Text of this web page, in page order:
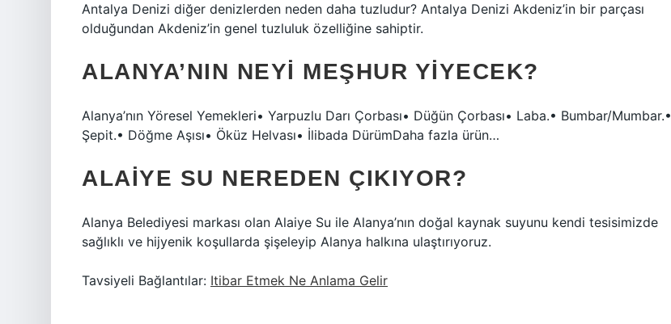
Antalya Denizi diğer denizlerden neden daha tuzludur? Antalya Denizi Akdeniz’in bir parçası
olduğundan Akdeniz’in genel tuzluluk özelliğine sahiptir.
ALANYA’NIN NEYI MEŞHUR YIYECEK?
Alanya’nın Yöresel Yemekleri• ​​Yarpuzlu Darı Çorbası• Düğün Çorbası• Laba.• Bumbar/Mumbar.•
Şepit.• Döğme Aşısı• Öküz Helvası• İlibada DürümDaha fazla ürün…
ALAIYE SU NEREDEN ÇIKIYOR?
Alanya Belediyesi markası olan Alaiye Su ile Alanya’nın doğal kaynak suyunu kendi tesisimizde
sağlıklı ve hijyenik koşullarda şişeleyip Alanya halkına ulaştırıyoruz.
Tavsiyeli Bağlantılar: Itibar Etmek Ne Anlama Gelir